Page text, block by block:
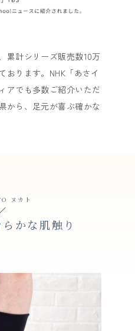
累計シリーズ販売数10万
おります。NHK「あさイ
アでも多数ご紹介いただ
から、足元が喜ぶ確かな
ヌカト
かな肌触り